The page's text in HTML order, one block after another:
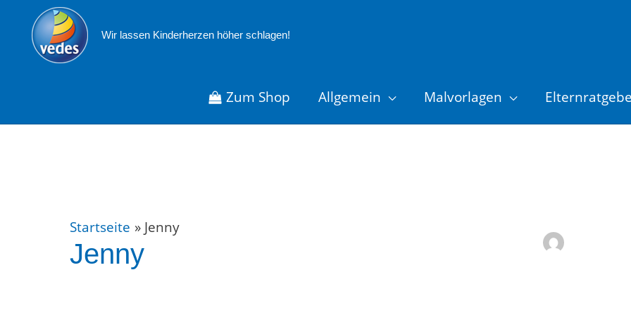
Inhalt
springen
Wir lassen Kinderherzen höher schlagen!
Zum Shop Allgemein Malvorlagen
Startseite Jenny
Jenny